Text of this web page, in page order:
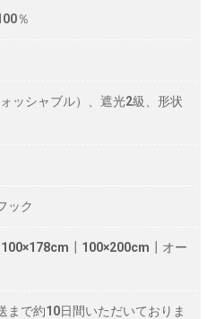
％
ッシャブル）、遮光2級、形状
ック
100×178cm 100×200cm
オー
まで約10日間いただいておりま